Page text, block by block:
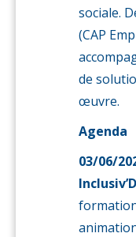
sociale.
(CAP
de
œuvre.
Agenda
03/06/